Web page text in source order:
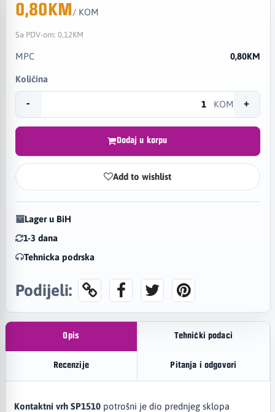
0,80KM/ KOM
Sa PDV-om: 0,12KM
MPC 0,80KM
Količina
- KOM +
Dodaj u korpu
Add to wishlist
Lager u BiH
1-3 dana
Tehnicka podrska
Podijeli:
Opis Tehnički podaci
Recenzije Pitanja i odgovori
Kontaktni vrh SP1510potrošni je dio prednjeg sklopa